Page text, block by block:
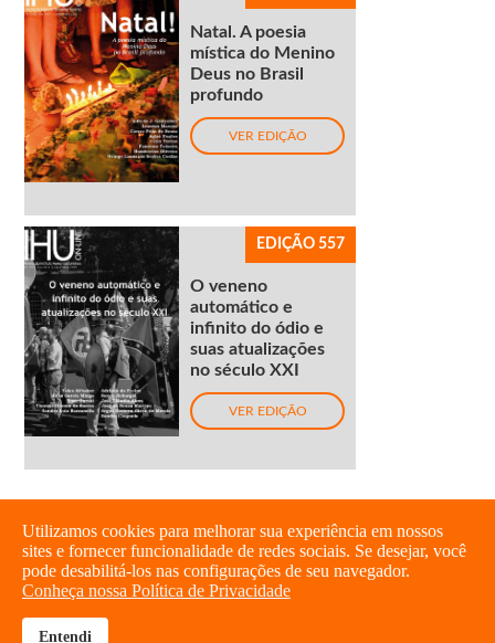
Natal. A poesia
mística do Menino
Deus no Brasil
profundo
VER EDIÇÃO
EDIÇÃO 557
O veneno
automático e
infinito do ódio e
suas atualizações
no século XXI
VER EDIÇÃO
Utilizamos cookies para melhorar sua experiência em nossos
sites e fornecer funcionalidade de redes sociais. Se desejar, você
pode desabilitá-los nas configurações de seu navegador.
Conheça nossa Política de Privacidade
Entendi